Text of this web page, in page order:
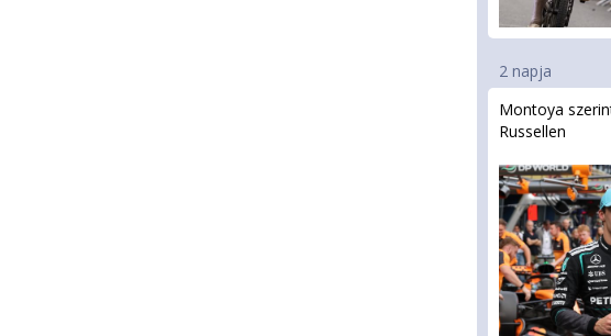
2 napja
Montoya
Russellen